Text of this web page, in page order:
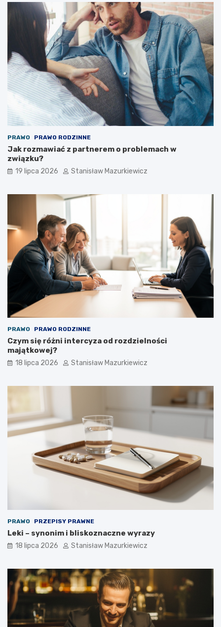
PRAWO PRAWO RODZINNE
Jak rozmawiać z partnerem o problemach w
związku?
19 lipca 2026 Stanisław Mazurkiewicz
PRAWO PRAWO RODZINNE
Czym się różni intercyza od rozdzielności
majątkowej?
18 lipca 2026 Stanisław Mazurkiewicz
PRAWO PRZEPISY PRAWNE
Leki – synonim i bliskoznaczne wyrazy
18 lipca 2026 Stanisław Mazurkiewicz